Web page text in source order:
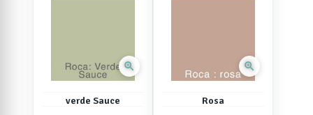
zoom_in
verde Sauce
zoom_in
Rosa